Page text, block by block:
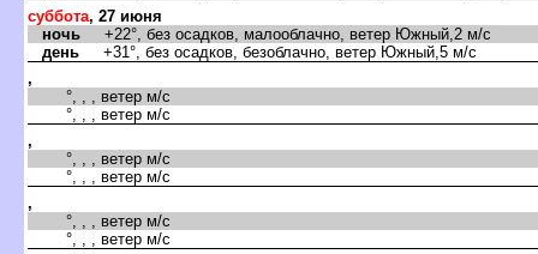
суббота, 27 июня
ночь +22°, без осадков, малооблачно, ветер Южный,2 м/с
день +31°, без осадков, безоблачно, ветер Южный,5 м/с
,
°, , , ветер м/с
°, , , ветер м/с
,
°, , , ветер м/с
°, , , ветер м/с
,
°, , , ветер м/с
°, , , ветер м/с